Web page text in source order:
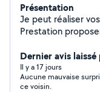
Présentation
Je peut réaliser vos travaux en
Prestation proposer: Tonte Débroussailler
Création : Massif Allee Terrasse Autre prestation sur
demande
Dernier avis
Il y a 17 jours
Aucune mauvaise
ce voisin.